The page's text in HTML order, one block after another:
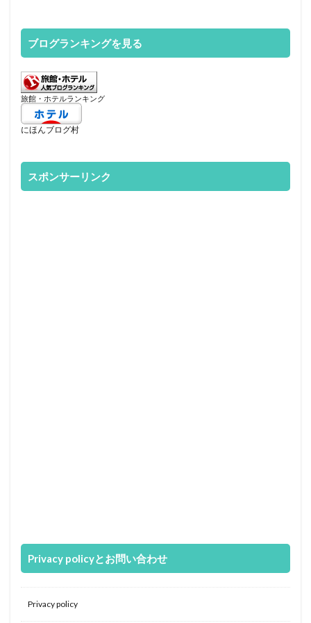
ブログランキングを見る
旅館・ホテルランキング
にほんブログ村
スポンサーリンク
Privacy policyとお問い合わせ
Privacy policy